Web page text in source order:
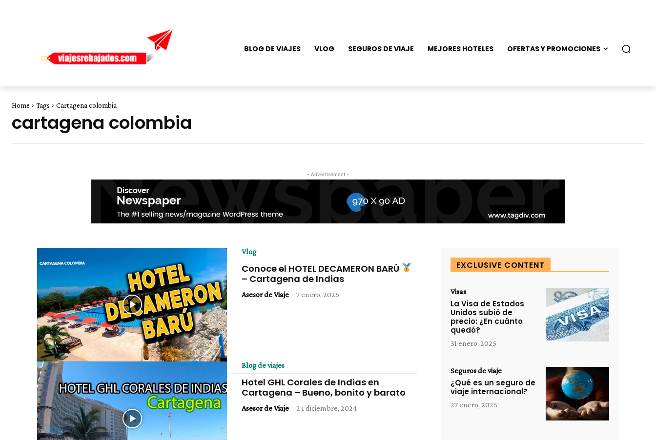
BLOG DE VIAJES VLOG SEGUROS DE VIAJE MEJORES HOTELES OFERTAS Y PROMOCIONES
Home Tags Cartagena colombia
cartagena colombia
- Advertisement -
Vlog
Conoce el HOTEL DECAMERON BARÚ
– Cartagena de Indias
Asesor de Viaje - 7 enero, 2025
Blog de viajes
Hotel GHL Corales de Indias en
Cartagena – Bueno, bonito y barato
Asesor de Viaje - 24 diciembre, 2024
EXCLUSIVE CONTENT
Visas
La Visa de Estados
Unidos subió de
precio: ¿En cuánto
quedó?
31 enero, 2025
Seguros de viaje
¿Qué es un seguro de
viaje internacional?
27 enero, 2025